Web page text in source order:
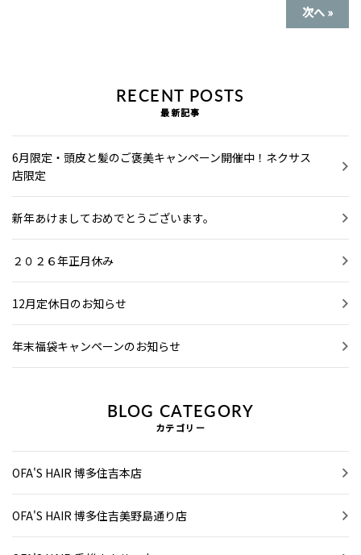
次へ »
RECENT POSTS
最新記事
6月限定・頭皮と髪のご褒美キャンペーン開催中！ネクサス
店限定
新年あけましておめでとうございます。
２０２６年正月休み
12月定休日のお知らせ
年末福袋キャンペーンのお知らせ
BLOG CATEGORY
カテゴリー
OFA'S HAIR 博多住吉本店
OFA'S HAIR 博多住吉美野島通り店